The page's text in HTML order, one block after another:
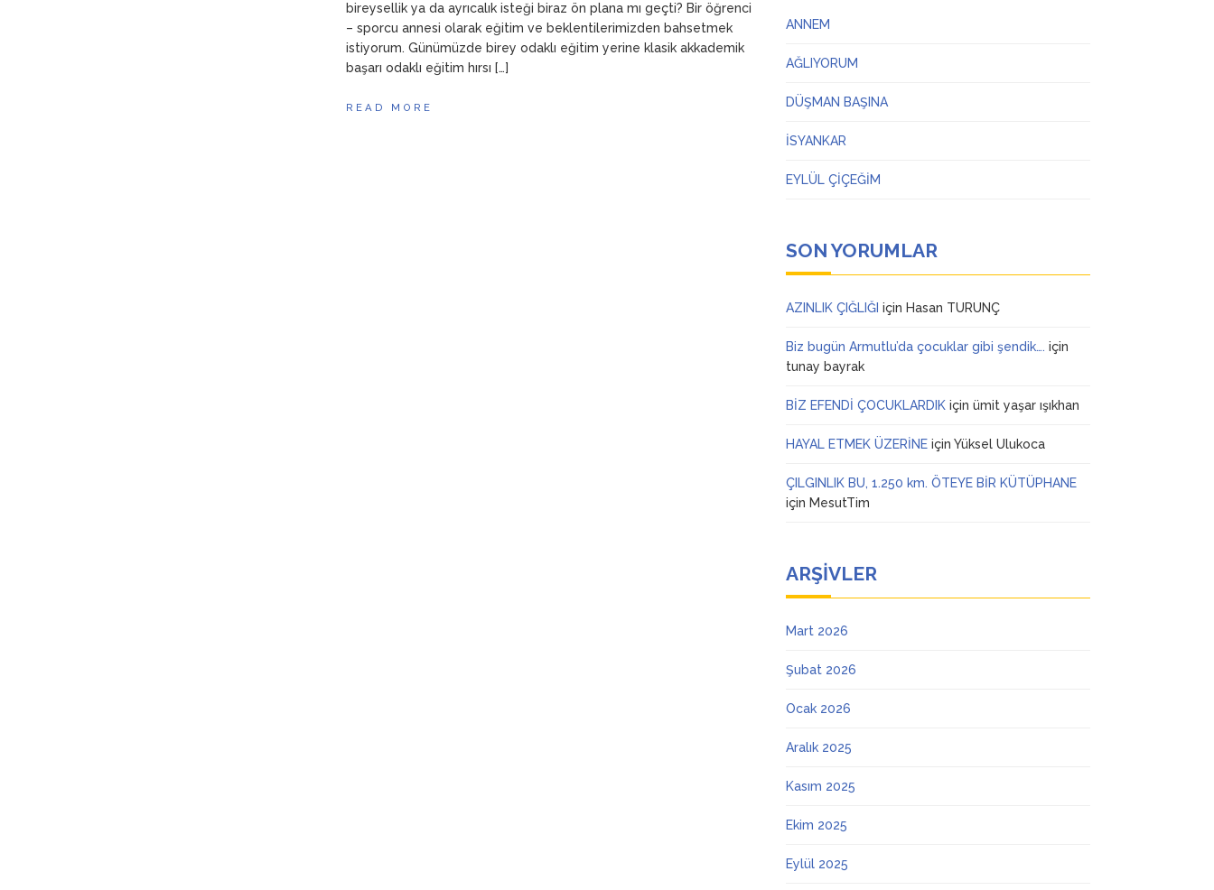
bireysellik ya da ayrıcalık isteği biraz ön plana mı geçti? Bir öğrenci
– sporcu annesi olarak eğitim ve beklentilerimizden bahsetmek
istiyorum. Günümüzde birey odaklı eğitim yerine klasik akkademik
başarı odaklı eğitim hırsı […]
READ MORE
ANNEM
AĞLIYORUM
DÜŞMAN BAŞINA
İSYANKAR
EYLÜL ÇİÇEĞİM
SON YORUMLAR
AZINLIK ÇIĞLIĞI için Hasan TURUNÇ
Biz bugün Armutlu’da çocuklar gibi şendik…. için
tunay bayrak
BİZ EFENDİ ÇOCUKLARDIK içinümit yaşar ışıkhan
HAYAL ETMEK ÜZERİNE içinYüksel Ulukoca
ÇILGINLIK BU, 1.250 km. ÖTEYE BİR KÜTÜPHANE
için MesutTim
ARŞIVLER
Mart 2026
Şubat 2026
Ocak 2026
Aralık 2025
Kasım 2025
Ekim 2025
Eylül 2025